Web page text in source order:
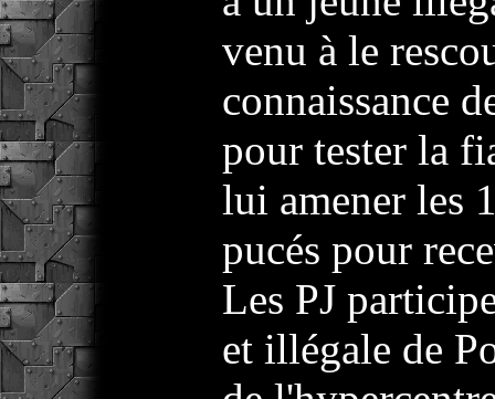
venu à le
connaissance
pour tester la
lui amener les
pucés pour
Les PJ
et illégale de